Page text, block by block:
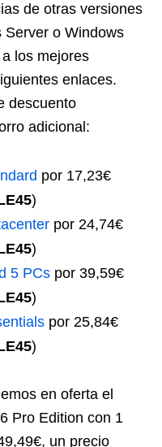
de otras versiones
Server o Windows
los mejores
enlaces.
descuento
adicional:
por 17,23€
)
por 24,74€
)
5 PCs por 39,59€
)
por 25,84€
)
en oferta el
Pro Edition con 1
un precio